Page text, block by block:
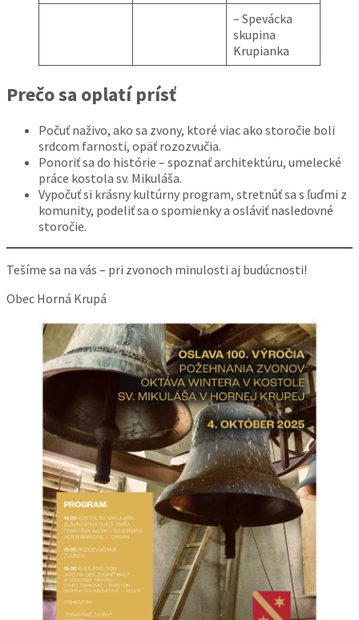
– Spevácka
skupina
Krupianka
Prečo sa oplatí prísť
Počuť naživo, ako sa zvony, ktoré viac ako storočie boli
srdcom farnosti, opäť rozozvučia.
Ponoriť sa do histórie – spoznať architektúru, umelecké
práce kostola sv. Mikuláša.
Vypočuť si krásny kultúrny program, stretnúť sa s ľuďmi z
komunity, podeliť sa o spomienky a osláviť nasledovné
storočie.
Tešíme sa na vás – pri zvonoch minulosti aj budúcnosti!
Obec Horná Krupá